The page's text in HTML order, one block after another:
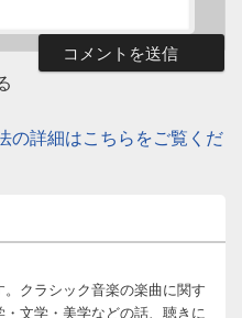
の詳細はこちらをご覧くだ
クラシック音楽の楽曲に関す
文学・美学などの話、聴きに